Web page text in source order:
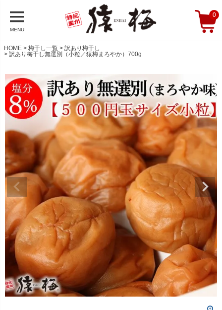
MENU
0
HOME 梅干し一覧
訳あり梅干し
訳あり梅干し無選別（小粒／猿梅まろやか）700g